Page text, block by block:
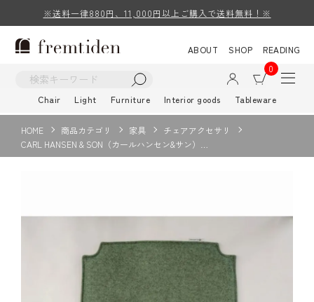
※送料一律880円、11,000円以上ご購入で送料無料！※
ABOUT SHOP
READING
0
Chair Light Furniture Interior goods Tableware
HOME 商品カテゴリ 家具
チェアアクセサリ
CARL HANSEN & SON（カールハンセン&サン）…